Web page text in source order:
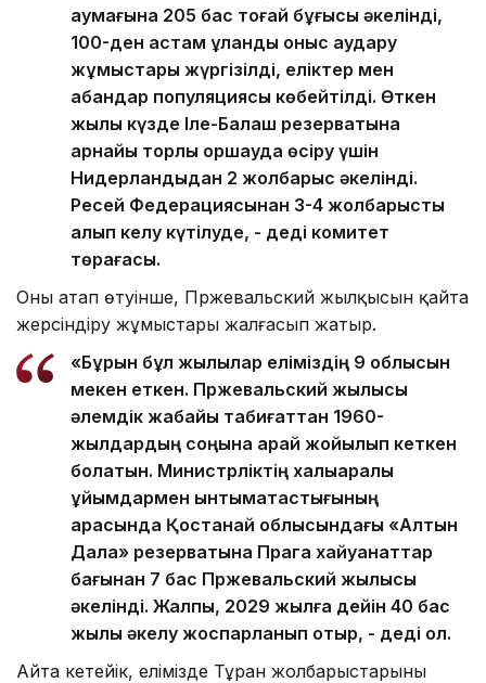
аумағына 205 бас тоғай бұғысы әкелінді,
100-ден астам құланды қоныс аудару
жұмыстары жүргізілді, еліктер мен
қабандар популяциясы көбейтілді. Өткен
жылы күзде Іле-Балқаш резерватына
арнайы торлы қоршауда өсіру үшін
Нидерландыдан 2 жолбарыс әкелінді.
Ресей Федерациясынан 3-4 жолбарысты
алып келу күтілуде, - деді комитет
төрағасы.
Оның атап өтуінше, Пржевальский жылқысын қайта
жерсіндіру жұмыстары жалғасып жатыр.
«Бұрын бұл жылқылар еліміздің 9 облысын
мекен еткен. Пржевальский жылқысы
әлемдік жабайы табиғаттан 1960-
жылдардың соңына қарай жойылып кеткен
болатын. Министрліктің халықаралық
ұйымдармен ынтымақтастығының
арқасында Қостанай облысындағы «Алтын
Дала» резерватына Прага хайуанаттар
бағынан 7 бас Пржевальский жылқысы
әкелінді. Жалпы, 2029 жылға дейін 40 бас
жылқы әкелу жоспарланып отыр, - деді ол.
Айта кетейік, елімізде Тұран жолбарыстарының